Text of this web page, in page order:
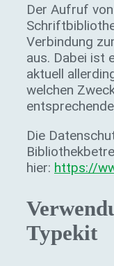
Der Aufruf
Verbindung
aus. Dabei ist
aktuell
welchen
Die
hier: https://
Typekit